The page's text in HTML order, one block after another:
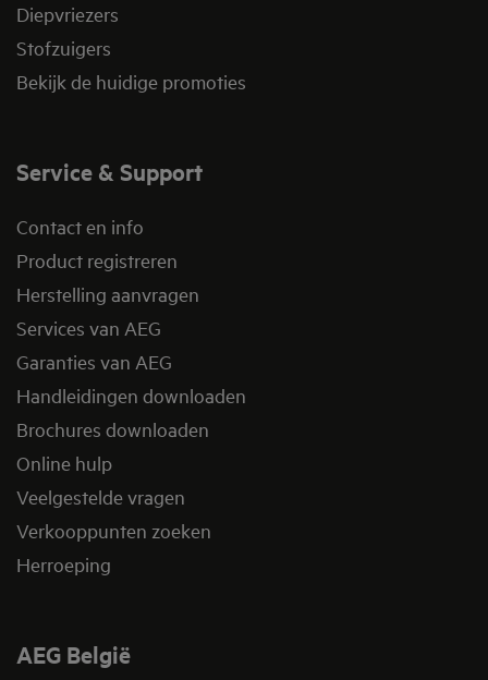
Diepvriezers
Stofzuigers
Bekijk de huidige promoties
Service & Support
Contact en info
Product registreren
Herstelling aanvragen
Services van AEG
Garanties van AEG
Handleidingen downloaden
Brochures downloaden
Online hulp
Veelgestelde vragen
Verkooppunten zoeken
Herroeping
AEG België